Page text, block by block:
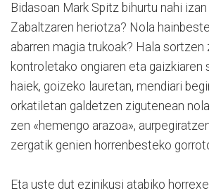
Bidasoan Mark Spitz bihurtu nahi
Zabaltzaren heriotza? Nola
abarren magia trukoak? Hala sortzen
kontroletako ongiaren eta gaizkiaren
haiek, goizeko lauretan, mendiari
orkatiletan galdetzen zigutenean
zen «hemengo arazoa»,
zergatik genien horrenbesteko
Eta uste dut ezinikusi atabiko